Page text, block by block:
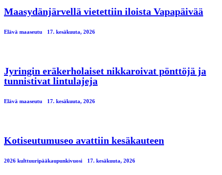
Maasydänjärvellä vietettiin iloista Vapapäivää
Elävä maaseutu 17. kesäkuuta, 2026
Jyringin eräkerholaiset nikkaroivat pönttöjä ja
tunnistivat lintulajeja
Elävä maaseutu 17. kesäkuuta, 2026
Kotiseutumuseo avattiin kesäkauteen
2026 kulttuuripääkaupunkivuosi 17. kesäkuuta, 2026